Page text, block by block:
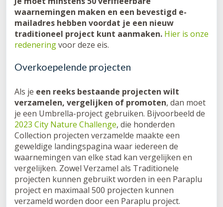
waarnemingen maken en een bevestigd e-
mailadres hebben voordat je een nieuw
traditioneel project kunt aanmaken. Hier is onze
redeneringvoor deze eis.
Overkoepelende projecten
Als je een reeks bestaande projecten wilt
verzamelen, vergelijken of promoten, dan moet
je een Umbrella-project gebruiken. Bijvoorbeeld de
2023 City Nature Challenge, die honderden
Collection projecten verzamelde maakte een
geweldige landingspagina waar iedereen de
waarnemingen van elke stad kan vergelijken en
vergelijken. Zowel Verzamel als Traditionele
projecten kunnen gebruikt worden in een Paraplu
project en maximaal 500 projecten kunnen
verzameld worden door een Paraplu project.